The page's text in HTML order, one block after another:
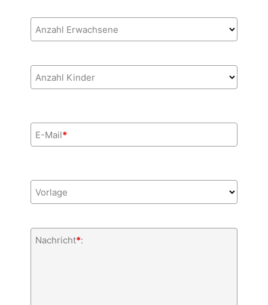
Anzahl Erwachsene
Anzahl Kinder
E-Mail*
Vorlage
Nachricht*: